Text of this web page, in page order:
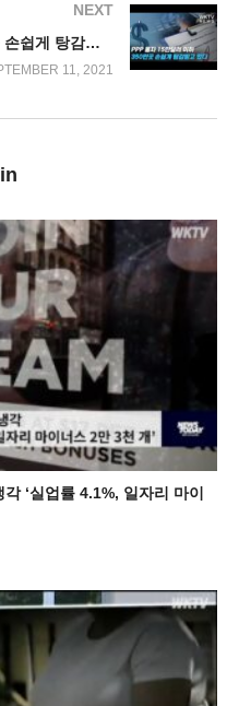
NEXT
PPP 융자 15만달러 이하 350만곳 손쉽게 탕감받고 있다
11, 2021
‘실업률 4.1%, 일자리 마이